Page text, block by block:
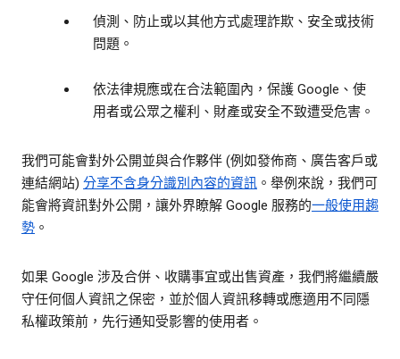
偵測、防止或以其他方式處理詐欺、安全或技術
問題。
依法律規應或在合法範圍內，保護 Google、使
用者或公眾之權利、財產或安全不致遭受危害。
我們可能會對外公開並與合作夥伴 (例如發佈商、廣告客戶或
連結網站) 分享不含身分識別內容的資訊 。舉例來說，我們可
能會將資訊對外公開，讓外界瞭解 Google 服務的一般使用趨
勢 。
如果 Google 涉及合併、收購事宜或出售資產，我們將繼續嚴
守任何個人資訊之保密，並於個人資訊移轉或應適用不同隱
私權政策前，先行通知受影響的使用者。